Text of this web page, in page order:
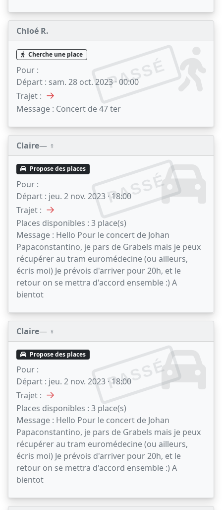
Chloé R.
PASSÉ
Cherche une place
Pour :
Départ : sam. 28 oct. 2023 · 00:00
Trajet : →
Message : Concert de 47 ter
Claire— ♀️
PASSÉ
Propose des places
Pour :
Départ : jeu. 2 nov. 2023 · 18:00
Trajet : →
Places disponibles : 3 place(s)
Message : Hello Pour le concert de Johan
Papaconstantino, je pars de Grabels mais je peux
récupérer au tram euromédecine (ou ailleurs,
écris moi) Je prévois d'arriver pour 20h, et le
retour on se mettra d'accord ensemble :) A
bientot
Claire— ♀️
PASSÉ
Propose des places
Pour :
Départ : jeu. 2 nov. 2023 · 18:00
Trajet : →
Places disponibles : 3 place(s)
Message : Hello Pour le concert de Johan
Papaconstantino, je pars de Grabels mais je peux
récupérer au tram euromédecine (ou ailleurs,
écris moi) Je prévois d'arriver pour 20h, et le
retour on se mettra d'accord ensemble :) A
bientot